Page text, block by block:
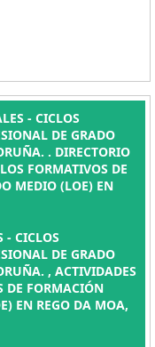
- CICLOS
DE GRADO
. DIRECTORIO
FORMATIVOS DE
MEDIO (LOE) EN
- CICLOS
DE GRADO
, ACTIVIDADES
DE FORMACIÓN
EN REGO DA MOA,